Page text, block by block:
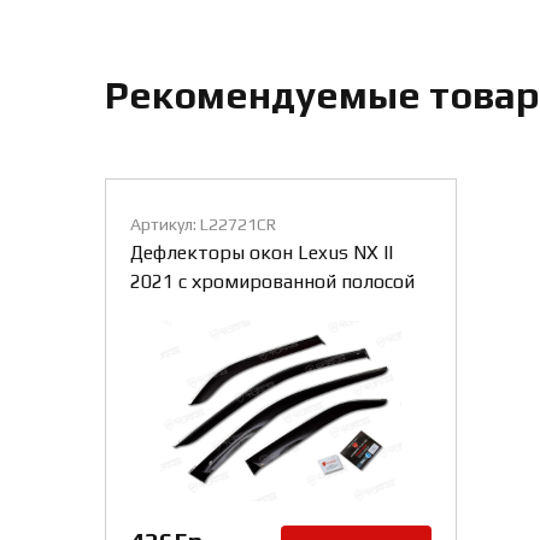
Рекомендуемые
Артикул: L22721CR
Дефлекторы окон Lexus NX II
2021 с хромированной полосой